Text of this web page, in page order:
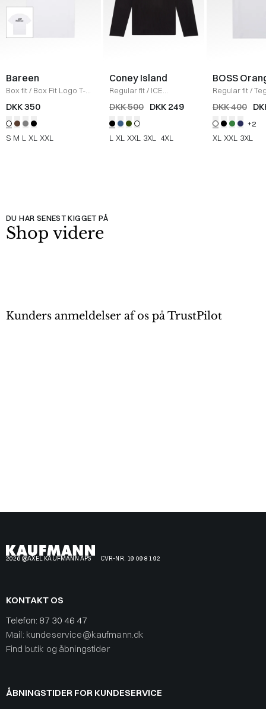
Bareen
Box fit/ Box Fit Logo T-
shirt /WHITE
DKK 350
S M L XL XXL
Coney Island
Regular fit/ ICE
Sweatshirt
/BLACK
DKK 500 DKK 249
L XL XXL 3XL 4XL
BOSS
Regular fit/
Shirt
HVID
DKK 400
+2
XL XXL 3XL
DU HAR SENEST KIGGET PÅ
Shop videre
Kunders anmeldelser af os på TrustPilot
2026 @AXEL KAUFMANN APS CVR-NR. 19 09 81 92
KONTAKT OS
Telefon: 87 30 46 47
Mail: kundeservice@kaufmann.dk
Find butik og åbningstider
ÅBNINGSTIDER FOR KUNDESERVICE